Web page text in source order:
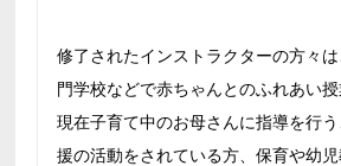
修了されたインストラクターの方々
門学校などで赤ちゃんとのふれあい
現在子育て中のお母さんに指導を行
援の活動をされている方、保育や幼児